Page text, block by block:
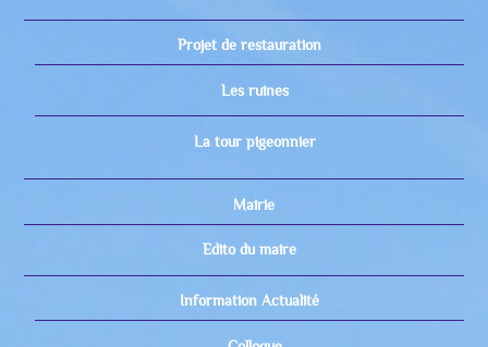
Projet de restauration
Les ruines
La tour pigeonnier
Mairie
Edito du maire
Information Actualité